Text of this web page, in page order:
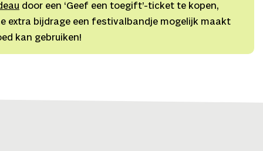
door een ‘Geef een toegift’-ticket te kopen,
extra bijdrage een festivalbandje mogelijk maakt
kan gebruiken!